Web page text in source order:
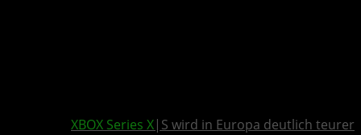
XBOX Series X|S wird in Europa deutlich teurer